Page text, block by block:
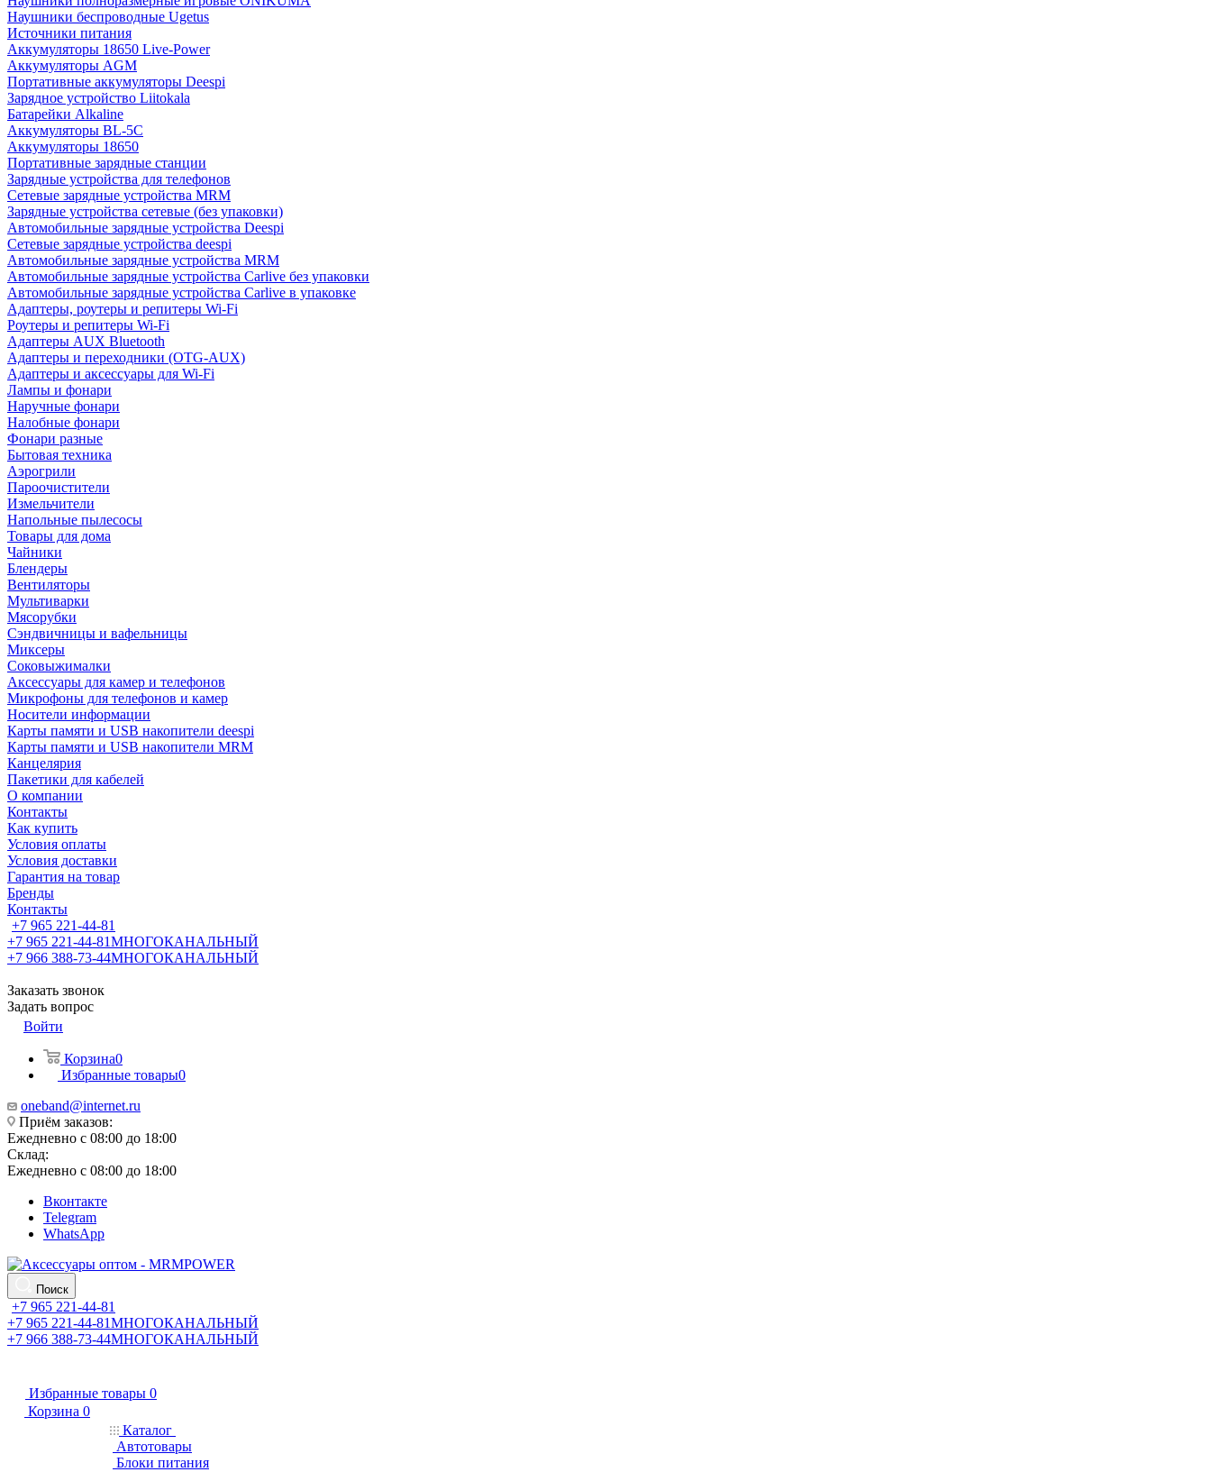
Наушники беспроводные Ugetus
Источники питания
Аккумуляторы 18650 Live-Power
Аккумуляторы АGM
Портативные аккумуляторы Deespi
Зарядное устройство Liitokala
Батарейки Alkaline
Аккумуляторы BL-5C
Аккумуляторы 18650
Портативные зарядные станции
Зарядные устройства для телефонов
Сетевые зарядные устройства MRM
Зарядные устройства сетевые (без упаковки)
Автомобильные зарядные устройства Deespi
Сетевые зарядные устройства deespi
Автомобильные зарядные устройства MRM
Автомобильные зарядные устройства Carlive без упаковки
Автомобильные зарядные устройства Carlive в упаковке
Адаптеры, роутеры и репитеры Wi-Fi
Роутеры и репитеры Wi-Fi
Адаптеры AUX Bluetooth
Адаптеры и переходники (OTG-AUX)
Адаптеры и аксессуары для Wi-Fi
Лампы и фонари
Наручные фонари
Налобные фонари
Фонари разные
Бытовая техника
Аэрогрили
Пароочистители
Измельчители
Напольные пылесосы
Товары для дома
Чайники
Блендеры
Вентиляторы
Мультиварки
Мясорубки
Сэндвичницы и вафельницы
Миксеры
Соковыжималки
Аксессуары для камер и телефонов
Микрофоны для телефонов и камер
Носители информации
Карты памяти и USB накопители deespi
Карты памяти и USB накопители MRM
Канцелярия
Пакетики для кабелей
О компании
Контакты
Как купить
Условия оплаты
Условия доставки
Гарантия на товар
Бренды
Контакты
+7 965 221-44-81
+7 965 221-44-81МНОГОКАНАЛЬНЫЙ
+7 966 388-73-44МНОГОКАНАЛЬНЫЙ
Заказать звонок
Задать вопрос
Войти
Корзина0
Избранные товары0
oneband@internet.ru
Приём заказов:
Ежедневно с 08:00 до 18:00
Склад:
Ежедневно с 08:00 до 18:00
Вконтакте
Telegram
WhatsApp
Поиск
+7 965 221-44-81
+7 965 221-44-81МНОГОКАНАЛЬНЫЙ
+7 966 388-73-44МНОГОКАНАЛЬНЫЙ
Избранные товары 0
Корзина 0
Каталог
Автотовары
Блоки питания